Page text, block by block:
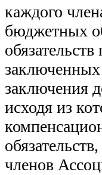
каждого
бюджетных
заключения
исходя из
членов